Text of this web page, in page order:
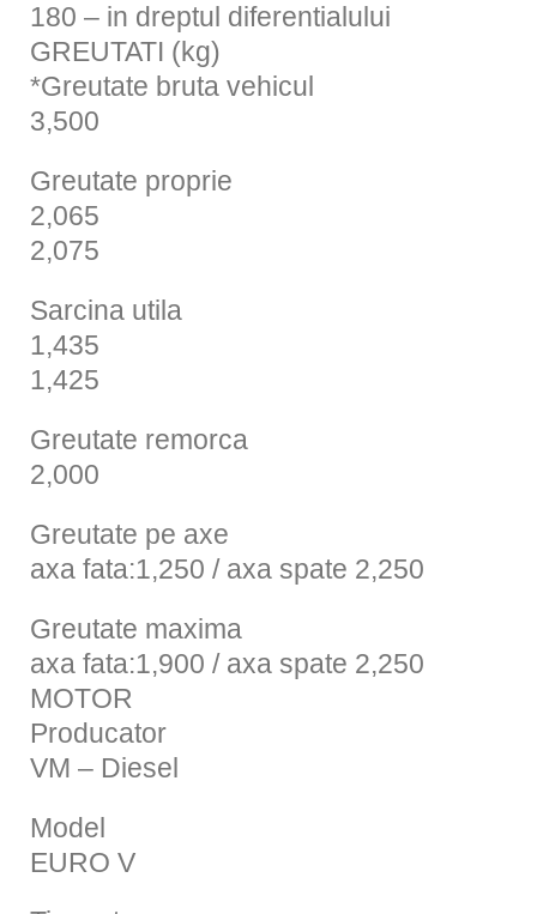
180 – in dreptul diferentialului
GREUTATI (kg)
*Greutate bruta vehicul
3,500
Greutate proprie
2,065
2,075
Sarcina utila
1,435
1,425
Greutate remorca
2,000
Greutate pe axe
axa fata:1,250 / axa spate 2,250
Greutate maxima
axa fata:1,900 / axa spate 2,250
MOTOR
Producator
VM – Diesel
Model
EURO V